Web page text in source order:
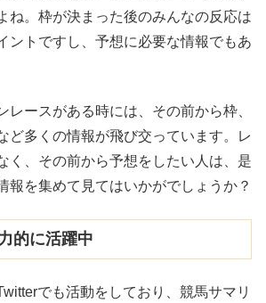
ね。枠が決まった後のみんなの反応は
ントですし、予想に必要な情報でもあ
レースがある時には、その前から枠、
ど多くの情報が飛び交っています。レ
く、その前から予想をしたい人は、是
報を集めて見てはいかがでしょうか？
的に活躍中
でも活動をしており、競馬サマリ